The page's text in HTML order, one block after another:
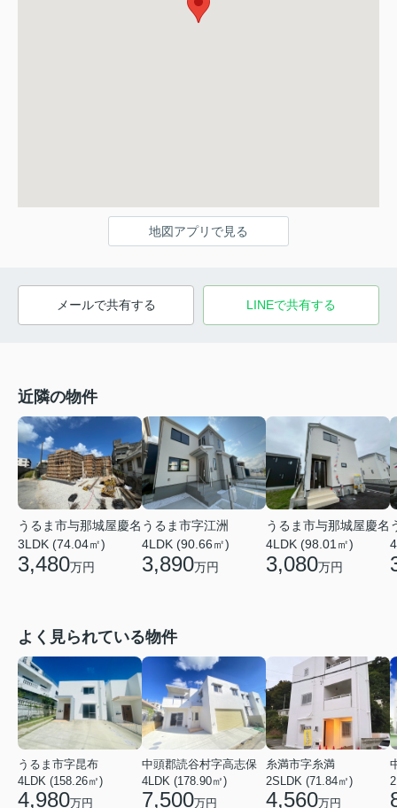
地図アプリで見る
メールで共有する LINEで共有する
近隣の物件
うるま市与那城屋慶名
3LDK (74.04㎡)
3,480万円
うるま市字江洲
4LDK (90.66㎡)
3,890万円
うるま市与那城屋慶名
4LDK (98.01㎡)
3,080万円
よく見られている物件
うるま市字昆布
4LDK (158.26㎡)
4,980万円
中頭郡読谷村字高志保
4LDK (178.90㎡)
7,500万円
糸満市字糸満
2SLDK (71.84㎡)
4,560万円